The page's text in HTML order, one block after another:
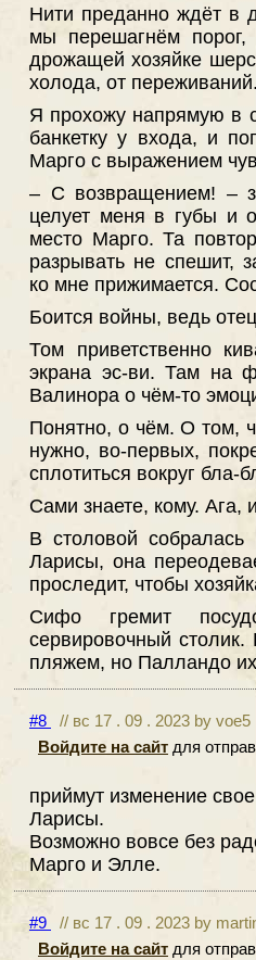
Нити преданно ждёт в
мы перешагнём
дрожащей хозяйке
холода, от
Я прохожу напрямую в
банкетку у входа, и
Марго с выражением
– С возвращением! –
целует меня в губы и
место Марго. Та
разрывать не спешит,
ко мне прижимается.
Боится войны, ведь
Том приветственно
экрана эс-ви. Там на
Валинора о чём-то
Понятно, о чём. О том,
нужно, во-первых,
сплотиться вокруг
Сами знаете, кому. Ага,
В столовой
Ларисы, она
проследит, чтобы
Сифо гремит
сервировочный
пляжем, но Палландо их
#8
// вс 17 . 09 . 2023 by voe5
Войдите на сайт для
приймут изменение
Ларисы.
Возможно вовсе без
Марго и Элле.
#9
// вс 17 . 09 . 2023 by
Войдите на сайт для